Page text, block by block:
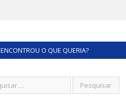
O QUE QUERIA?